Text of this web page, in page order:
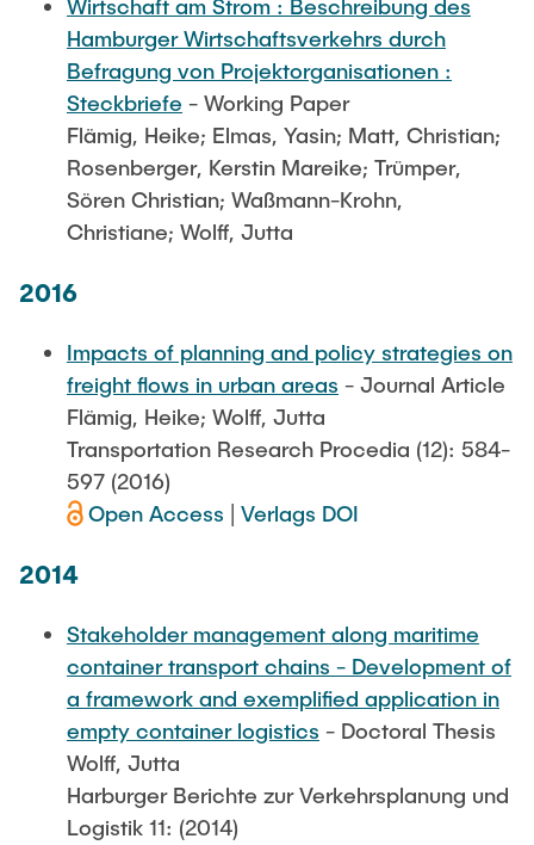
Wirtschaft am Strom : Beschreibung des
Hamburger Wirtschaftsverkehrs durch
Befragung von Projektorganisationen :
Steckbriefe - Working Paper
Flämig, Heike; Elmas, Yasin; Matt, Christian;
Rosenberger, Kerstin Mareike; Trümper,
Sören Christian; Waßmann-Krohn,
Christiane; Wolff, Jutta
2016
Impacts of planning and policy strategies on
freight flows in urban areas - Journal Article
Flämig, Heike; Wolff, Jutta
Transportation Research Procedia (12): 584-
597 (2016)
Open Access
Verlags DOI
2014
Stakeholder management along maritime
container transport chains - Development of
a framework and exemplified application in
empty container logistics - Doctoral Thesis
Wolff, Jutta
Harburger Berichte zur Verkehrsplanung und
Logistik 11: (2014)